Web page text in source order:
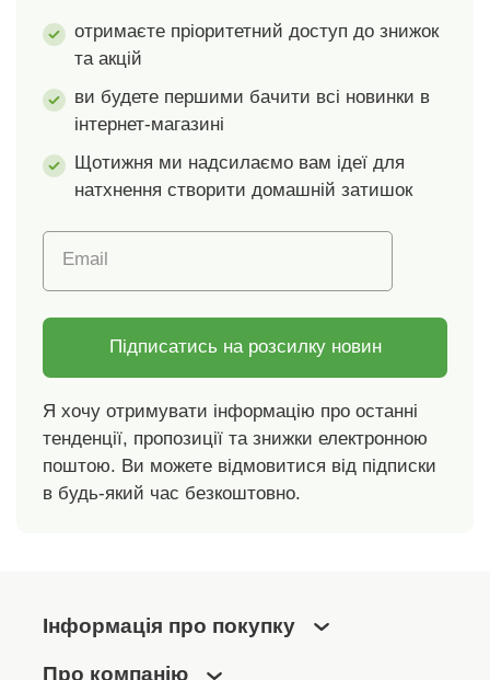
отримаєте пріоритетний доступ до знижок
та акцій
ви будете першими бачити всі новинки в
інтернет-магазині
Щотижня ми надсилаємо вам ідеї для
натхнення створити домашній затишок
Email
Підписатись на розсилку новин
Я хочу отримувати інформацію про останні
тенденції, пропозиції та знижки електронною
поштою. Ви можете відмовитися від підписки
в будь-який час безкоштовно.
Інформація про покупку
Про компанію